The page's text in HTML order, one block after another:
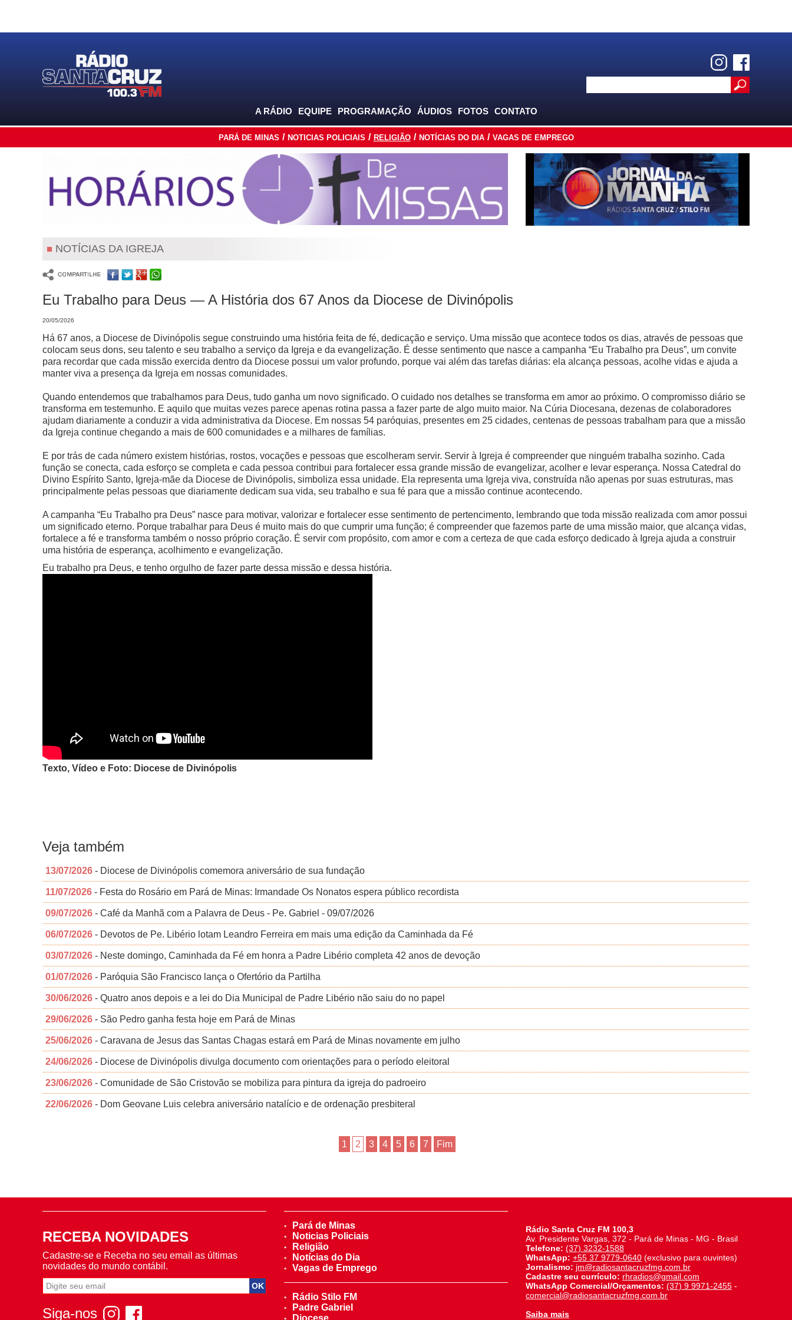
A RÁDIO EQUIPE PROGRAMAÇÃO ÁUDIOS FOTOS CONTATO
PARÁ DE MINAS NOTICIAS POLICIAIS RELIGIÃO NOTÍCIAS DO DIA VAGAS DE EMPREGO
NOTÍCIAS DA IGREJA
Eu Trabalho para Deus — A História dos 67 Anos da Diocese de Divinópolis
20/05/2026
Há 67 anos, a Diocese de Divinópolis segue construindo uma história feita de fé, dedicação e serviço. Uma missão que acontece todos os dias, através de pessoas que
colocam seus dons, seu talento e seu trabalho a serviço da Igreja e da evangelização. É desse sentimento que nasce a campanha “Eu Trabalho pra Deus”, um convite
para recordar que cada missão exercida dentro da Diocese possui um valor profundo, porque vai além das tarefas diárias: ela alcança pessoas, acolhe vidas e ajuda a
manter viva a presença da Igreja em nossas comunidades.
Quando entendemos que trabalhamos para Deus, tudo ganha um novo significado. O cuidado nos detalhes se transforma em amor ao próximo. O compromisso diário se
transforma em testemunho. E aquilo que muitas vezes parece apenas rotina passa a fazer parte de algo muito maior. Na Cúria Diocesana, dezenas de colaboradores
ajudam diariamente a conduzir a vida administrativa da Diocese. Em nossas 54 paróquias, presentes em 25 cidades, centenas de pessoas trabalham para que a missão
da Igreja continue chegando a mais de 600 comunidades e a milhares de famílias.
E por trás de cada número existem histórias, rostos, vocações e pessoas que escolheram servir. Servir à Igreja é compreender que ninguém trabalha sozinho. Cada
função se conecta, cada esforço se completa e cada pessoa contribui para fortalecer essa grande missão de evangelizar, acolher e levar esperança. Nossa Catedral do
Divino Espírito Santo, Igreja-mãe da Diocese de Divinópolis, simboliza essa unidade. Ela representa uma Igreja viva, construída não apenas por suas estruturas, mas
principalmente pelas pessoas que diariamente dedicam sua vida, seu trabalho e sua fé para que a missão continue acontecendo.
A campanha “Eu Trabalho pra Deus” nasce para motivar, valorizar e fortalecer esse sentimento de pertencimento, lembrando que toda missão realizada com amor possui
um significado eterno. Porque trabalhar para Deus é muito mais do que cumprir uma função; é compreender que fazemos parte de uma missão maior, que alcança vidas,
fortalece a fé e transforma também o nosso próprio coração. É servir com propósito, com amor e com a certeza de que cada esforço dedicado à Igreja ajuda a construir
uma história de esperança, acolhimento e evangelização.
Eu trabalho pra Deus, e tenho orgulho de fazer parte dessa missão e dessa história.
Texto, Vídeo e Foto: Diocese de Divinópolis
Veja também
13/07/2026 - Diocese de Divinópolis comemora aniversário de sua fundação
11/07/2026 - Festa do Rosário em Pará de Minas: Irmandade Os Nonatos espera público recordista
09/07/2026 - Café da Manhã com a Palavra de Deus - Pe. Gabriel - 09/07/2026
06/07/2026 - Devotos de Pe. Libério lotam Leandro Ferreira em mais uma edição da Caminhada da Fé
03/07/2026 - Neste domingo, Caminhada da Fé em honra a Padre Libério completa 42 anos de devoção
01/07/2026 - Paróquia São Francisco lança o Ofertório da Partilha
30/06/2026 - Quatro anos depois e a lei do Dia Municipal de Padre Libério não saiu do no papel
29/06/2026 - São Pedro ganha festa hoje em Pará de Minas
25/06/2026 - Caravana de Jesus das Santas Chagas estará em Pará de Minas novamente em julho
24/06/2026 - Diocese de Divinópolis divulga documento com orientações para o período eleitoral
23/06/2026 - Comunidade de São Cristovão se mobiliza para pintura da igreja do padroeiro
22/06/2026 - Dom Geovane Luis celebra aniversário natalício e de ordenação presbiteral
1 2 3 4 5 6 7 Fim
RECEBA NOVIDADES
Cadastre-se e Receba no seu email as últimas
novidades do mundo contábil.
Siga-nos
Pará de Minas
Noticias Policiais
Religião
Notícias do Dia
Vagas de Emprego
Rádio Stilo FM
Padre Gabriel
Rádio Santa Cruz FM 100,3
Av. Presidente Vargas, 372 - Pará de Minas - MG - Brasil
Telefone: (37) 3232-1588
WhatsApp: +55 37 9779-0640 (exclusivo para ouvintes)
Jornalismo: jm@radiosantacruzfmg.com.br
Cadastre seu currículo: rhradios@gmail.com
WhatsApp Comercial/Orçamentos: (37) 9 9971-2455 -
comercial@radiosantacruzfmg.com.br
Saiba mais